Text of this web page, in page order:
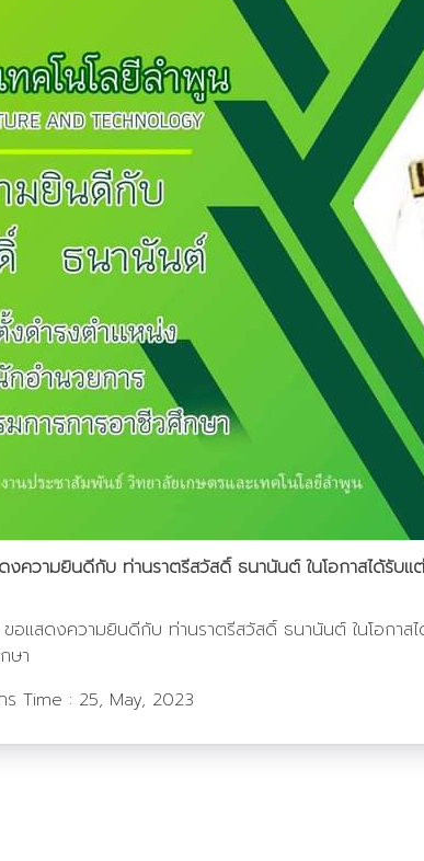
ดงความยินดีกับ ท่านราตรีสวัสดิ์ ธนานันต์ ในโอกาสได้รั
ขอแสดงความยินดีกับ ท่านราตรีสวัสดิ์ ธนานันต์ ในโอกา
ษา
ร Time : 25, May, 2023